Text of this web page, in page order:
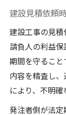
建設見積依頼
建設工事の見
請負人の利益
期間を守るこ
内容を精査し
により、不明確
発注者側が法